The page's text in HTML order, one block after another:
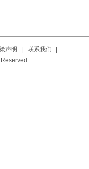
声明 联系我们